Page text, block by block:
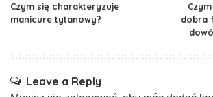
Czym się charakteryzuje
manicure tytanowy?
dobra
Leave a Reply